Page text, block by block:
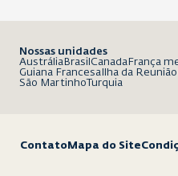
Nossas unidades
Austrália Brasil Canada França
Guiana Francesa Ilha da Reunião
São MartinhoTurquia
ContatoMapa do Site